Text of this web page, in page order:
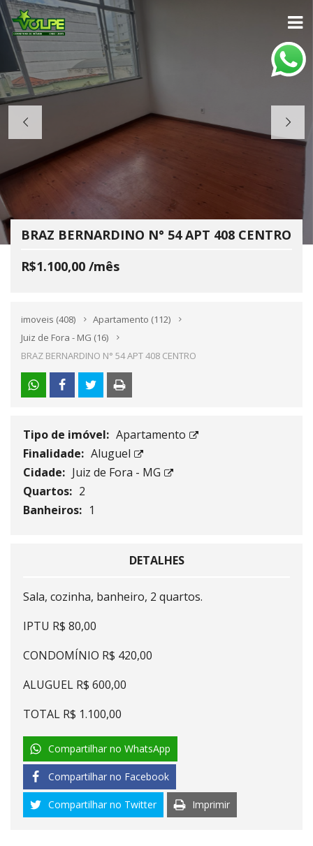
BRAZ BERNARDINO N° 54 APT 408 CENTRO
R$1.100,00 /mês
imoveis (408) Apartamento (112)
Juiz de Fora - MG (16)
BRAZ BERNARDINO N° 54 APT 408 CENTRO
Tipo de imóvel: Apartamento
Finalidade: Aluguel
Cidade: Juiz de Fora - MG
Quartos: 2
Banheiros: 1
DETALHES
Sala, cozinha, banheiro, 2 quartos.
IPTU R$ 80,00
CONDOMÍNIO R$ 420,00
ALUGUEL R$ 600,00
TOTAL R$ 1.100,00
Compartilhar no WhatsApp
Compartilhar no Facebook
Compartilhar no Twitter Imprimir